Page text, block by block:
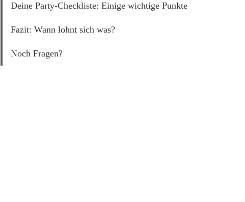
Deine Party-Checkliste: Einige wichtige Punkte
Fazit: Wann lohnt sich was?
Noch Fragen?